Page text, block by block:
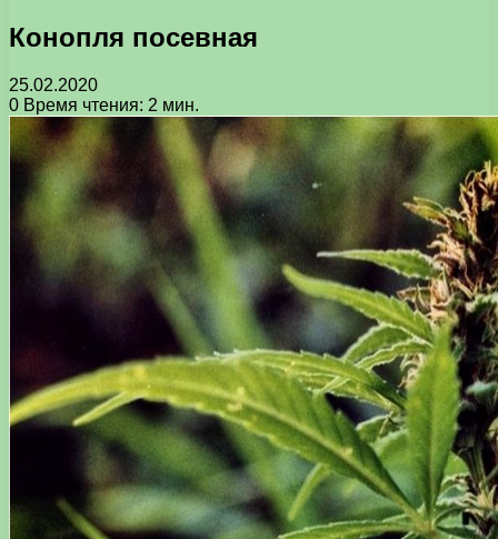
Конопля посевная
25.02.2020
0 Время чтения: 2 мин.